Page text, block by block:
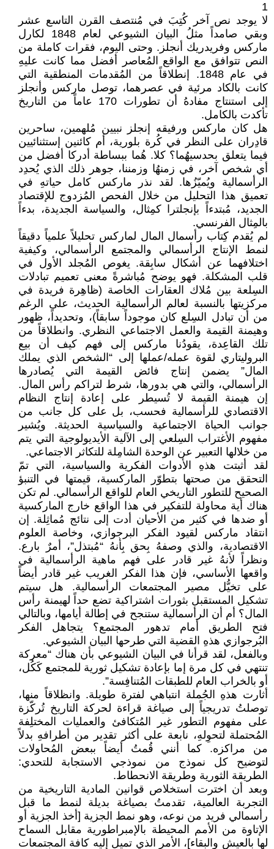
1
لا يوجد نص آخر كُتِبَ في مُنتصف القرن التاسع عشر
وبقي صامداً مثلُ البيان الشيوعي لعام 1848 لكارل
ماركس وفريدريك أنجلز. وحتى اليوم، فقرات كاملة من
النص تتوافق مع الواقع المُعاصر أفضل مما كانت عليهِ
في عام 1848. إنطلاقاً من المُقدمات المنطقية التي
كانت بالكاد مرئية في عصرهما، توصل ماركس وأنجلز
إلى استنتاج مفادهُ أن تطورات 170 عاماً من التاريخ
تأكدت بالكامل.
هل كان ماركس ورفيقه إنجلز نبيين مُلهمين، ساحرين
قادِران على النظر في كُرة بلورية، أم كائنين إستثنائيين
فيما يتعلق بحدسيهُما؟ كلا. هُما ببساطة أدركا أفضل من
أي شخص آخر، في زمنهُا وزمننا، جوهر ذلك الذي يُحدِد
الرأسمالية ويُميّزُها. لقد نذر ماركس كامل حياتهِ في
تعميق هذا التحليل من خلال الفحص المُزدوج للإقتصاد
الجديد، مُبتدءاً بإنجلترا كمِثال، والسياسة الجديدة، بدءاً
بالمِثال الفرنسي.
لم يُقدم كِتاب رأسمال المال لماركس تحليلاً علمياً دقيقاً
لنمط الإنتاج الرأسمالي والمجتمع الرأسمالي، وكيفية
اختلافهما عن أشكال سابِقة. يغوص المُجلد الأول في
قلب المشكلة. فهو يوضح مُباشرةً معنى تعميم تبادلات
السِلعة بين مُلاك العقارات الخاصة (ظاهِرة فريدة في
مركزيتها بالنسبة لعالم الرأسمالية الحديث، على الرغم
من أن تبادل السِلع كان موجوداً سابقاً)، وتحديداً، ظهور
وهيمنة القيمة والعمل الاجتماعي النظري. وانطلاقاً من
تلك القاعِدة، يقودُنا ماركس إلى فهم كيف أن بيع
البروليتاري لقوة عمله/عملها إلى “الشخص الذي يملك
المال” يضمن إنتاج فائض القيمة التي يُصادرها
الرأسمالي، والتي هي بدورها، شرط لتراكم رأس المال.
إن هيمنة القيمة لا تُسيطر على إعادة إنتاج النظام
الاقتصادي للرأسمالية فحسب، بل على كل جانب من
جوانب الحياة الاجتماعية والسياسية الحديثة. ويُشير
مفهوم الأغتراب السِلعي إلى الآلية الأيديولوجية التي يتم
من خلالها التعبير عن الوحدة الشامِلة للتكاثر الاجتماعي.
لقد أثبتت هذهِ الأدوات الفكرية والسياسية، التي تمّ
التحقق من صحتها بتطوّر الماركسية، قيمتها في التنبؤ
الصحيح للتطور التاريخي العام للواقع الرأسمالي. لم تكن
هناك أية محاولة للتفكير في هذا الواقع خارج الماركسية
أو ضدها في كثير من الأحيان أدت إلى نتائج مُماثِلة. إن
انتقاد ماركس لقيود الفكر البرجوازي، وخاصة العلوم
الاقتصادية، والذي وصفهُ بِحق بِأنهُ “مُبتذل”، أمرٌ بارع.
ونظراً لأنهُ غير قادر على فهم ماهية الرأسمالية في
واقعها الأساسي، فإن هذا الفكر الغريب غير قادر أيضاً
على تخيُّل مصير المجتمعات الرأسمالية. هل سيتم
تشكيل المستقبل بثورات اشتراكية تضع حداً لهيمنة رأس
المال؟ أم أن الرأسمالية ستنجح في إطالة أيامها، وبالتالي
فتح الطريق أمام تدهور المجتمع؟ يتجاهل الفكر
البُرجوازي هذهِ القضية التي طرحها البيان الشيوعي.
وبالفعل، لقد قرأنا في البيان الشيوعي بأن هناك “معركة
تنتهي في كل مرة إما بإعادة تشكيل ثورية للمجتمع كَكُل،
أو بالخراب العام للطبقات المُتنافِسة”.
أثارت هذهِ الجُملة انتباهي لفترة طويلة. وانظلاقاً منها،
توصلتُ تدريجياً إلى صياغة قراءة لحركة التاريخ تُركّزة
على مفهوم التطور غير المُتكافئ والعمليات المختلِفة
المُحتملة لتحوِلهِ، نابعة على أكثر تقدير من أطرافهِ بدلاً
من مراكزه. كما أنني قُمتُ أيضاً ببعض المُحاولات
لتوضيح كل نموذج من نموذجي الاستجابة للتحدي:
الطريقة الثورية وطريقة الانحطاط.
وبعد أن اخترت استخلاص قوانين المادية التاريخية من
التجربة العالمية، تقدمتُ بصياغة بديلة لنمط ما قبل
رأسمالي فريد من نوعه، وهو نمط الجزية [أخذ الجزية أو
الإتاوة من الأمم المحيطة بالإمبراطورية مقابل السماح
لها بالعيش والبقاء]، الأمر الذي تميل إليه كافة المجتمعات